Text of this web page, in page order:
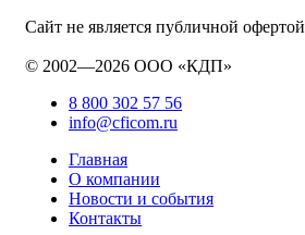
Сайт не является публичной офертой
© 2002—2026 ООО «КДП»
8 800 302 57 56
info@cficom.ru
Главная
О компании
Новости и события
Контакты